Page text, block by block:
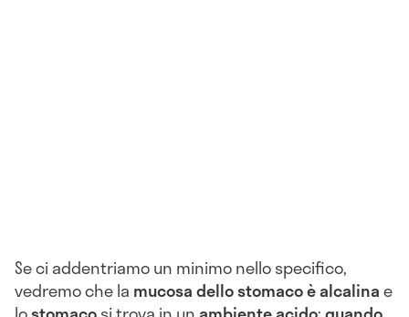
Se ci addentriamo un minimo nello specifico,
vedremo che la mucosa dello stomaco è alcalinae